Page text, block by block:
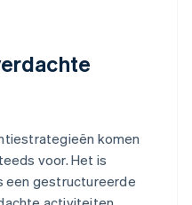
komen
voor. Het is
een gestructureerde